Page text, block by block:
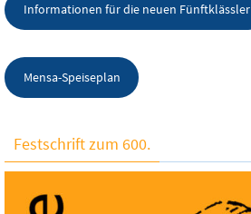
Informationen für die neuen Fünftklässler
Mensa-Speiseplan
Festschrift zum 600.